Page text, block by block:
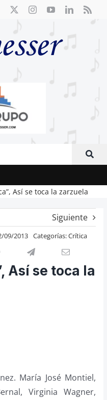
Así se toca la zarzuela
Siguiente
09/2013 Categorías:Crítica
Así se toca la
María José Montiel,
Virginia Wagner,